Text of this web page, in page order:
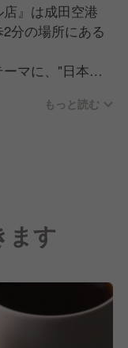
』は成田空港
分の場所にある
マに、"日本ら
イプ店舗で、日
にも多くご利用
かけた手作りの
しているので、
ちょっとした幸
す。
もっと読む
ます